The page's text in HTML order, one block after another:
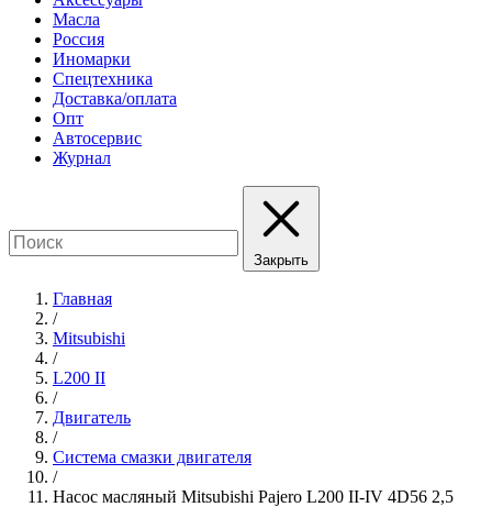
Масла
Россия
Иномарки
Спецтехника
Доставка/оплата
Опт
Автосервис
Журнал
Закрыть
Главная
/
Mitsubishi
/
L200 II
/
Двигатель
/
Система смазки двигателя
/
Насос масляный Mitsubishi Pajero L200 II-IV 4D56 2,5